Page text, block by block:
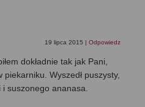
19 lipca 2015 | Odpowiedz
dokładnie tak jak Pani,
Wyszedł puszysty,
suszonego ananasa.